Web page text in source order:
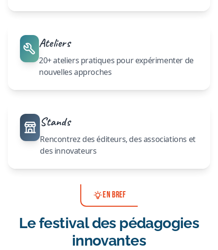
Ateliers
20+ ateliers pratiques pour expérimenter de
nouvelles approches
Stands
Rencontrez des éditeurs, des associations et
des innovateurs
EN BREF
Le festival des pédagogies
innovantes